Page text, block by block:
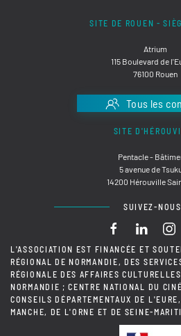
SITE DE ROUEN -
Atrium
115 Boulevard de
76100 Rouen
Tous les
SITE
Pentacle -
5 avenue de
14200 Hérouville
SUIVEZ-
L'ASSOCIATION EST FINANCÉE ET
RÉGIONAL DE NORMANDIE, DES
RÉGIONALE DES AFFAIRES
NORMANDIE ; CENTRE NATIONAL DU
CONSEILS DÉPARTEMENTAUX DE
MANCHE, DE L'ORNE ET DE SEINE-